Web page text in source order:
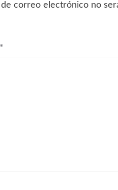
de correo electrónico no
*